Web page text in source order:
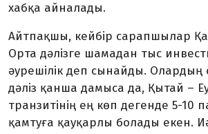
хабқа ай­налады.
Айтпақшы, кейбір сарапшылар
Орта дәлізге шамадан тыс
әурешілік деп сынайды.
дәліз қанша дамыса да, Қытай –
транзитінің ең көп дегенде 5-10
қамтуға қауқарлы болады екен.